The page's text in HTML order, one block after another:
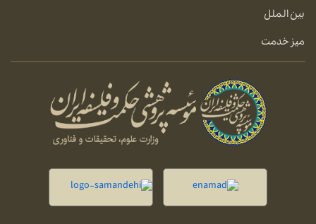
بین الملل
میز خدمت